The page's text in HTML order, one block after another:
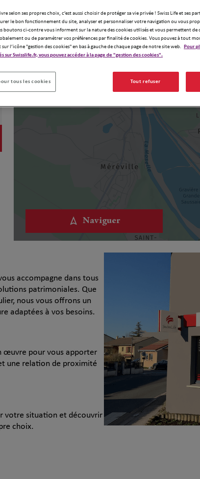
Naviguer
accompagne dans tous
patrimoniales. Que
nous vous offrons un
adaptées à vos besoins.
œuvre pour vous apporter
une relation de proximité
votre situation et découvrir
choix.
selon ses propres choix, c’est aussi choisir de protéger sa vie privée ! Swiss Life et ses
le bon fonctionnement du site, analyser et personnaliser votre navigation ou vous
boutons ci-contre vous informent sur la nature des cookies utilisés et vous permettent
ou de paramétrer vos préférences par finalité de cookies. Vous pouvez à tout
l’icône "gestion des cookies" en bas à gauche de chaque page de notre site web. Pour
sur Swisslife.fr, vous pouvez accéder à la page de "gestion des cookies".
tous les cookies Tout refuser